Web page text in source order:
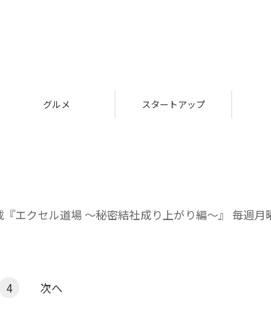
グルメ スタートアップ
エクセル道場 ～秘密結社成り上がり編～』 毎週月
4 次へ